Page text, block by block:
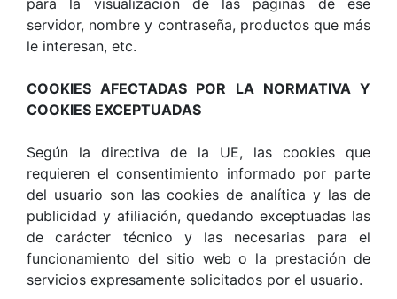
para la visualización de las páginas de ese
servidor, nombre y contraseña, productos que más
le interesan, etc.
COOKIES AFECTADAS POR LA NORMATIVA Y
COOKIES EXCEPTUADAS
Según la directiva de la UE, las cookies que
requieren el consentimiento informado por parte
del usuario son las cookies de analítica y las de
publicidad y afiliación, quedando exceptuadas las
de carácter técnico y las necesarias para el
funcionamiento del sitio web o la prestación de
servicios expresamente solicitados por el usuario.